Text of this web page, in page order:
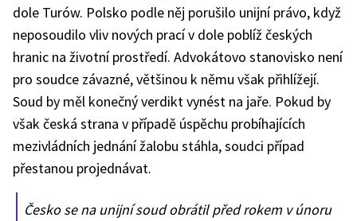
dole Turów. Polsko podle něj porušilo unijní právo, když
neposoudilo vliv nových prací v dole poblíž českých
hranic na životní prostředí. Advokátovo stanovisko není
pro soudce závazné, většinou k němu však přihlížejí.
Soud by měl konečný verdikt vynést na jaře. Pokud by
však česká strana v případě úspěchu probíhajících
mezivládních jednání žalobu stáhla, soudci případ
přestanou projednávat.
Česko se na unijní soud obrátil před rokem v únoru